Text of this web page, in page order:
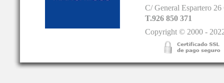
C/ General Espartero
T.926 850 371
Copyright © 2000 -